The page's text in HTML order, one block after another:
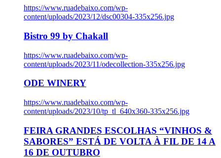
https://www.ruadebaixo.com/wp-
content/uploads/2023/12/dsc00304-335x256.jpg
Bistro 99 by Chakall
https://www.ruadebaixo.com/wp-
content/uploads/2023/11/odecollection-335x256.jpg
ODE WINERY
https://www.ruadebaixo.com/wp-
content/uploads/2023/10/tp_tl_640x360-335x256.jpg
FEIRA GRANDES ESCOLHAS “VINHOS &
SABORES” ESTÁ DE VOLTA À FIL DE 14 A
16 DE OUTUBRO